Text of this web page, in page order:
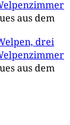
aus dem
aus dem